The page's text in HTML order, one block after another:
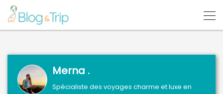
Merna .
Spécialiste des voyages charme et luxe en